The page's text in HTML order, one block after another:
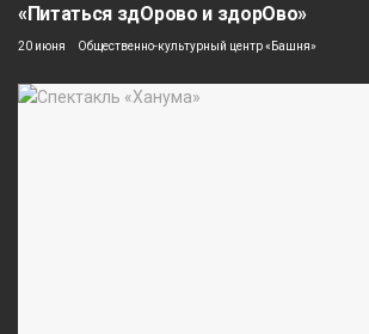
«Питаться здОрово и здорОво»
20 июня Общественно-культурный центр «Башня»